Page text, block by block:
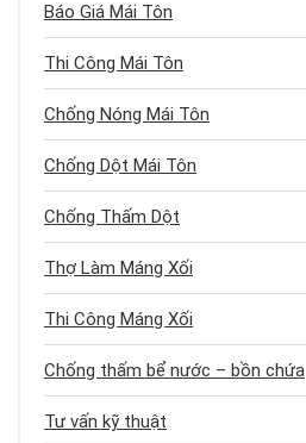
Báo Giá Mái Tôn
Thi Công Mái Tôn
Chống Nóng Mái Tôn
Chống Dột Mái Tôn
Chống Thấm Dột
Thợ Làm Máng Xối
Thi Công Máng Xối
Chống thấm bể nước – bồn chứa
Tư vấn kỹ thuật